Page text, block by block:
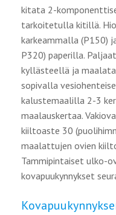
kitata 2-
tarkoitetulla kitillä.
karkeammalla (P150)
P320) paperilla.
kyllästeellä ja
sopivalla
kalustemaalilla 2-3
maalauskertaa.
kiiltoaste 30
maalattujen ovien
Tammipintaiset ulko-
kovapuukynnykset